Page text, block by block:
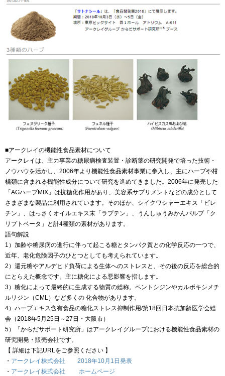
■アークレイの機能性食品素材について
アークレイは、主力事業の糖尿病検査装置・診断薬の研究開発で培った技術・
ノウハウを活かし、2006年より機能性食品素材事業に参入し、主にハーブや柑
橘類に含まれる機能性成分について研究を進めてきました。2006年に発売した
「AGハーブMIX」は抗糖化作用があり、美容系サプリメントなどの成分として
さまざまな製品に利用されています。そのほか、シイクワシャーエキス「ビレ
チン」、はっさくオイルエキス末「ラプテン」、うんしゅうみかんパルプ「ク
リプトベータ」と計4種類の素材があります。
語句解説
1）加齢や糖尿病の進行に伴って起こる糖とタンパク質との化学反応の一つで、
近年、老化危険因子のひとつとしても考えられています。
2）還元糖やアルデヒド負荷による生体へのストレスと、その後の反応を総合的
にとらえた概念です。主に糖化による悪影響を指します。
3）糖化によって最終的に生成する物質の総称。ペントシジンやカルボキシメチ
ルリジン（CML）など多くの 化合物があります。
4）ハーブエキス含有食品の糖化ストレス抑制作用/第18回日本抗加齢医学会総
会（2018年5月25日～27日・大阪市）
5）「からだサポート研究所」はアークレイグループにおける機能性食品素材の
研究開発・販売会社です。
【 詳細は下記URLをご参照ください 】
・ アークレイ株式会社 2018年10月1日発表
・ アークレイ株式会社 ホームページ